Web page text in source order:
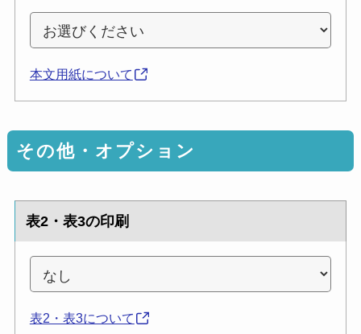
本文用紙について
その他・オプション
表2・表3の印刷
表2・表3について